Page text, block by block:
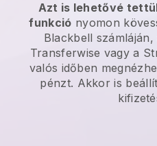
Azt is lehetővé
funkció nyomon
Blackbell
Transferwise vagy a
valós időben
pénzt. Akkor is